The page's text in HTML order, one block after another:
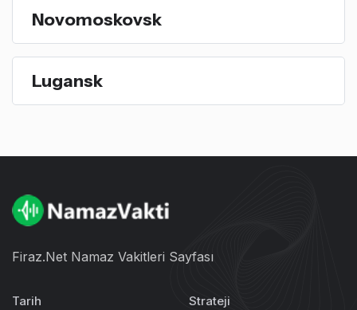
Novomoskovsk
Lugansk
Firaz.Net Namaz Vakitleri Sayfası
Tarih
Strateji